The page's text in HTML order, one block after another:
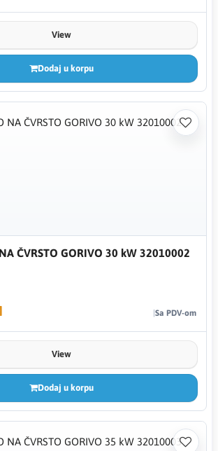
View
Dodaj u korpu
ČVRSTO GORIVO 30 kW 32010002
Sa PDV-om
View
Dodaj u korpu